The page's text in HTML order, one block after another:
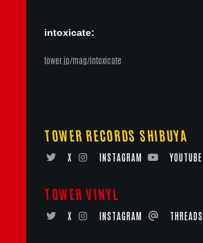
intoxicate:
tower.jp/mag/intoxicate
TOWER RECORDS SHIBUYA
X INSTAGRAM YOUTUBE
TOWER VINYL
X INSTAGRAM THREADS